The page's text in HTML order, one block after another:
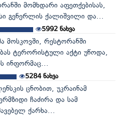
მომხდარი აფეთქებისას,
გენერლის ქალიშვილი და...
5992 ნახვა
მოსკოვში, რესტორანში
ტერორისტული აქტი უწოდა,
ინფორმაც...
5284ნახვა
ცნობით, უკრაინამ
ჩაძირა და სამ
ქარხა...